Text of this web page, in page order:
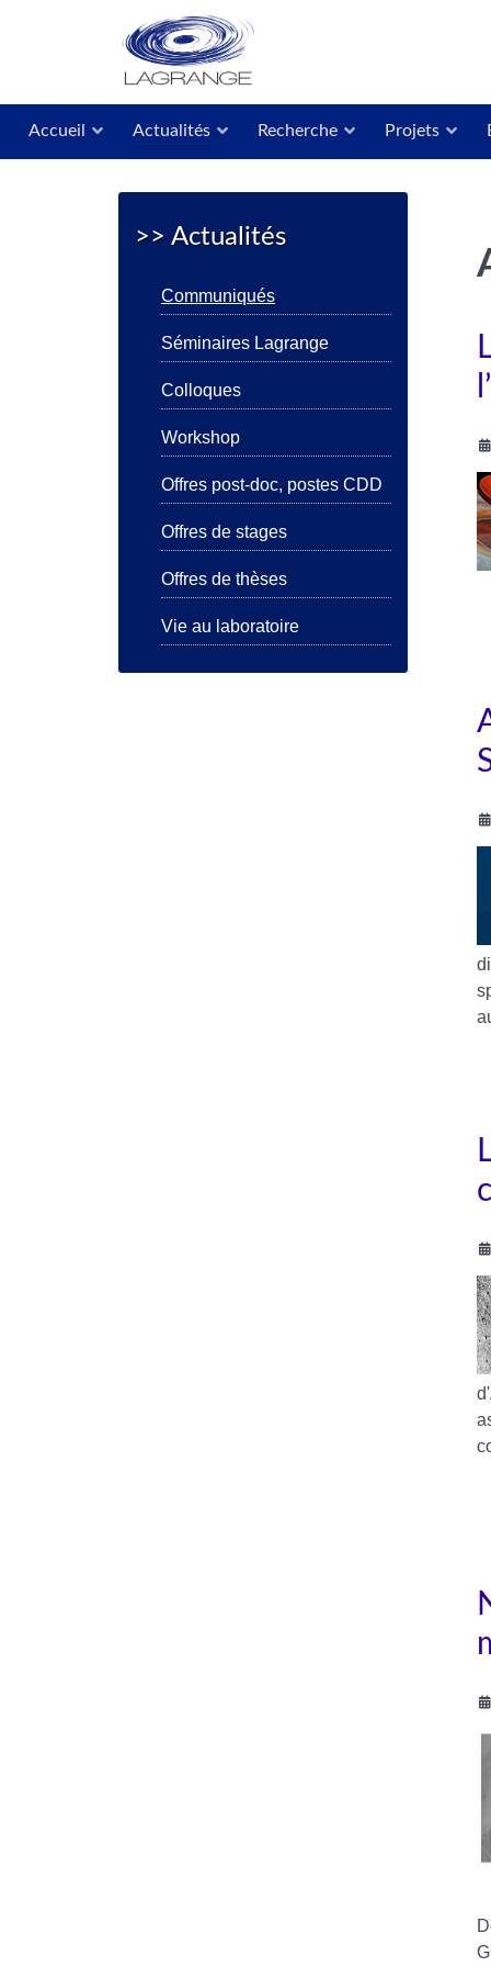
Accueil Actualités Recherche Projets
>> Actualités
Communiqués
Séminaires Lagrange
Colloques
Workshop
Offres post-doc, postes CDD
Offres de stages
Offres de thèses
Vie au laboratoire